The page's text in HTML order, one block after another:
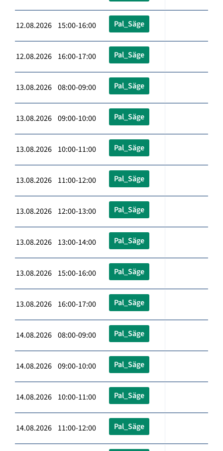
12.08.2026 15:00-16:00 Pal_Säge
12.08.2026 16:00-17:00 Pal_Säge
13.08.2026 08:00-09:00 Pal_Säge
13.08.2026 09:00-10:00 Pal_Säge
13.08.2026 10:00-11:00 Pal_Säge
13.08.2026 11:00-12:00 Pal_Säge
13.08.2026 12:00-13:00 Pal_Säge
13.08.2026 13:00-14:00 Pal_Säge
13.08.2026 15:00-16:00 Pal_Säge
13.08.2026 16:00-17:00 Pal_Säge
14.08.2026 08:00-09:00 Pal_Säge
14.08.2026 09:00-10:00 Pal_Säge
14.08.2026 10:00-11:00 Pal_Säge
14.08.2026 11:00-12:00 Pal_Säge